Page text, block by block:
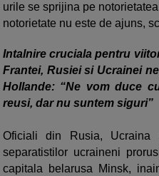
urile se sprijina pe
notorietate nu este de ajuns,
Intalnire cruciala pentru
Frantei, Rusiei si Ucrainei
Hollande: “Ne vom duce
reusi, dar nu suntem siguri”
Oficiali din Rusia,
separatistilor ucraineni
capitala belarusa Minsk,